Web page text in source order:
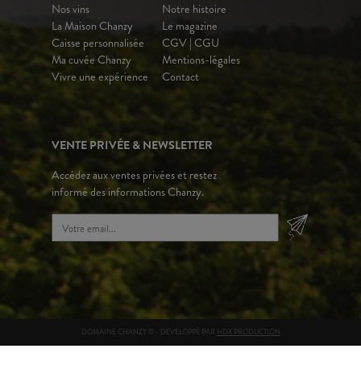
Nos vins
La Maison Chanzy
Caisse personnalisée
Ma cuvée Chanzy
Vivre une expérience
Notre histoire
Le magazine
CGV | CGU
Mentions-légales
Contact
VENTE PRIVÉE & NEWSLETTER
Accédez aux ventes privées et restez
informé des informations Chanzy.
DOMAINE CHANZY © - DÉVELOPPÉ PAR HDX PRODUCTION